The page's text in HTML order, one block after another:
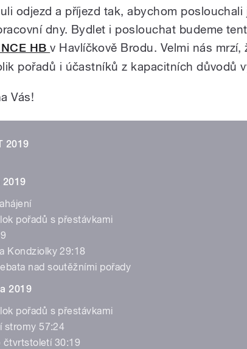
odjezd a příjezd tak, abychom poslouchali
dny. Bydlet i poslouchat budeme
HBv Havlíčkově Brodu. Velmi nás mrzí,
pořadů i účastníků z kapacitních důvodů
Vás!
2019
2019
pořadů s přestávkami
Kondziolky 29:18
nad soutěžními pořady
2019
pořadů s přestávkami
stromy 57:24
čtvrtstoletí 30:19